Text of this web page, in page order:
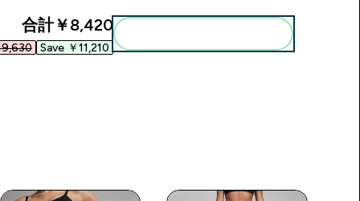
合計￥8,420‎
Save ￥11,210‎